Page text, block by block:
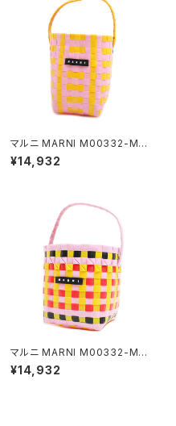
マルニ MARNI M00332-M00
IW-0M213 ハンドバッグ レディ
ース マーケット MARKET マル
¥14,932
マルニ MARNI M00332-M00
IW-0M331 ハンドバッグ レディ
ース マーケット MARKET マル
¥14,932